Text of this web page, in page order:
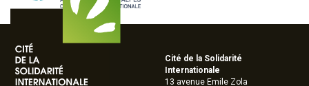
Cité de la Solidarité
Internationale
13 avenue Emile Zola